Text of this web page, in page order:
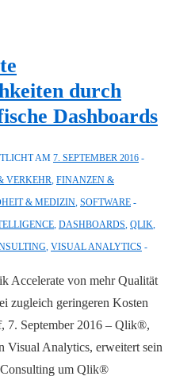
durch
Dashboards
AM 7. SEPTEMBER 2016
VERKEHR, FINANZEN &
& MEDIZIN, SOFTWARE
, DASHBOARDS, QLIK,
, VISUAL ANALYTICS
Accelerate von mehr Qualität
zugleich geringeren Kosten
7. September 2016 – Qlik®,
Visual Analytics, erweitert sein
um Qlik®